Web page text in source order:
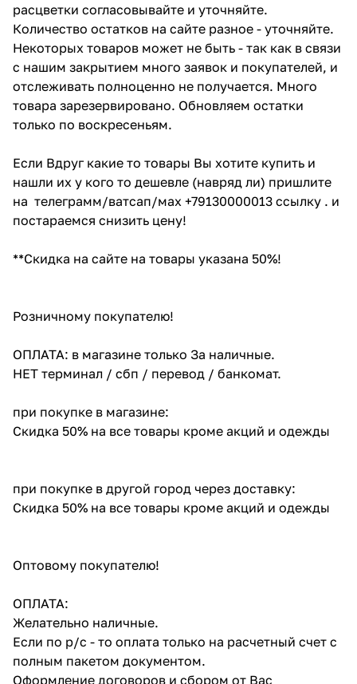
расцветки согласовывайте и уточняйте.
Количество остатков на сайте разное - уточняйте.
Некоторых товаров может не быть - так как в связи
с нашим закрытием много заявок и покупателей, и
отслеживать полноценно не получается. Много
товара зарезервировано. Обновляем остатки
только по воскресеньям.
Если Вдруг какие то товары Вы хотите купить и
нашли их у кого то дешевле (навряд ли) пришлите
на телеграмм/ватсап/мах +79130000013 ссылку . и
постараемся снизить цену!
**Скидка на сайте на товары указана 50%!
Розничному покупателю!
ОПЛАТА: в магазине только За наличные.
НЕТ терминал / сбп / перевод / банкомат.
при покупке в магазине:
Скидка 50% на все товары кроме акций и одежды
при покупке в другой город через доставку:
Скидка 50% на все товары кроме акций и одежды
Оптовому покупателю!
ОПЛАТА:
Желательно наличные.
Если по р/с - то оплата только на расчетный счет с
полным пакетом документом.
Оформление договоров и сбором от Вас